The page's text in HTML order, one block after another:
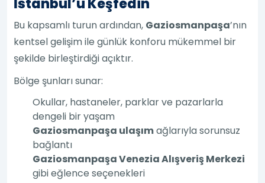
Bu kapsamlı turun ardından, Gaziosmanpaşa’nın
kentsel gelişim ile günlük konforu mükemmel bir
şekilde birleştirdiği açıktır.
Bölge şunları sunar:
Okullar, hastaneler, parklar ve pazarlarla
dengeli bir yaşam
Gaziosmanpaşa ulaşımağlarıyla sorunsuz
bağlantı
Gaziosmanpaşa Venezia Alışveriş Merkezi
gibi eğlence seçenekleri